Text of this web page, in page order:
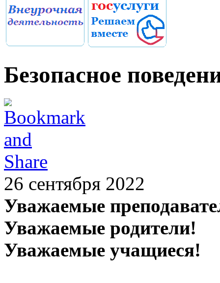
Безопасное
26 сентября 2022
Уважаемые
Уважаемые родители!
Уважаемые учащиеся!